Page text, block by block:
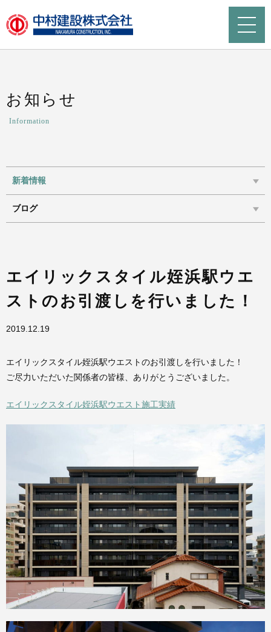
お知らせ
Information
新着情報
ブログ
エイリックスタイル姪浜駅ウエ
ストのお引渡しを行いました！
2019.12.19
エイリックスタイル姪浜駅ウエストのお引渡しを行いました！
ご尽力いただいた関係者の皆様、ありがとうございました。
エイリックスタイル姪浜駅ウエスト施工実績